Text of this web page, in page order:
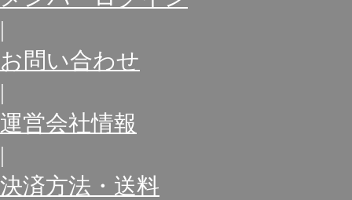
|
お問い合わせ
|
運営会社情報
|
決済方法・送料